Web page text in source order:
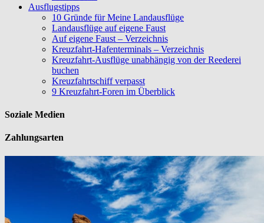
Ausflugstipps
10 Gründe für Meine Landausflüge
Landausflüge auf eigene Faust
Auf eigene Faust – Verzeichnis
Kreuzfahrt-Hafenterminals – Verzeichnis
Kreuzfahrt-Ausflüge unabhängig von der Reederei
buchen
Kreuzfahrtschiff verpasst
9 Kreuzfahrt-Foren im Überblick
Soziale Medien
Zahlungsarten